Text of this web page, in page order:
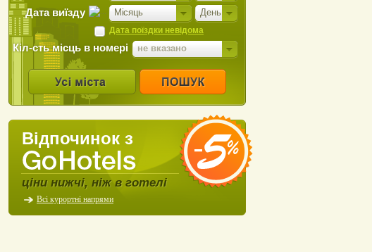
Місяць День
Дата виїзду
Дата поїздки невідома
Кіл-сть місць в номері не вказано
Відпочинок з
ціни нижчі, ніж в готелі
Всі курортні напрями